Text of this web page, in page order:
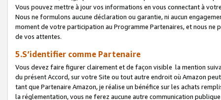
Vous pouvez mettre à jour vos informations en vous connectant à
Nous ne formulons aucune déclaration ou garantie, ni aucun
moment de votre participation au Programme Partenaires, et nous
de vos attentes.
5.S’identifier comme Partenaire
Vous devez faire figurer clairement et de façon visible la mention
du présent Accord, sur votre Site ou tout autre endroit où Amazon
tant que Partenaire Amazon, je réalise un bénéfice sur les achats
la réglementation, vous ne ferez aucune autre communication